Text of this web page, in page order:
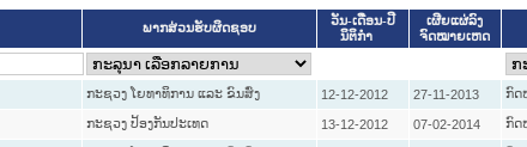
ພາກສ່ວນຮັບຜິດຊອບ
ວັນ-ເດືອນ-ປີ
ນິຕິກໍາ
ເຜີຍແຜ່ລົງ
ຈົດໝາຍເຫດ
ກະຊວງ ໂຍທາທິການ ແລະ ຂົນສົ່ງ 12-12-2012 27-11-2013 ກົດ
ກະຊວງ ປ້ອງກັນປະເທດ 13-12-2012 07-02-2014 ກົດ